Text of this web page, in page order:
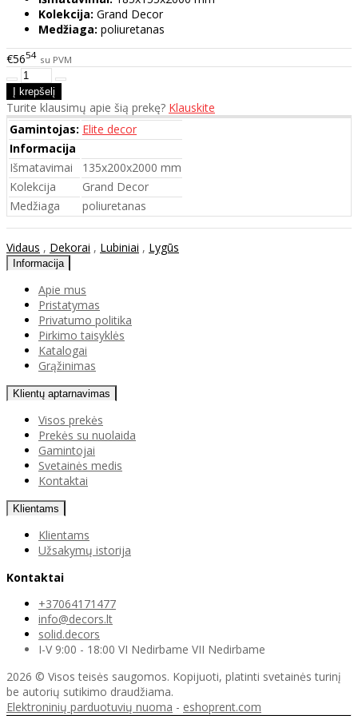
Kolekcija: Grand Decor
Medžiaga: poliuretanas
€5654 su PVM
Turite klausimų apie šią prekę? Klauskite
Gamintojas: Elite decor
Informacija
Išmatavimai
135x200x2000 mm
Kolekcija
Grand Decor
Medžiaga
poliuretanas
Vidaus , Dekorai , Lubiniai , Lygūs
Informacija
Apie mus
Pristatymas
Privatumo politika
Pirkimo taisyklės
Katalogai
Grąžinimas
Klientų aptarnavimas
Visos prekės
Prekės su nuolaida
Gamintojai
Svetainės medis
Kontaktai
Klientams
Klientams
Užsakymų istorija
Kontaktai
+37064171477
info@decors.lt
solid.decors
I-V 9:00 - 18:00 VI Nedirbame VII Nedirbame
2026 © Visos teisės saugomos. Kopijuoti, platinti svetainės turinį
be autorių sutikimo draudžiama.
Elektroninių parduotuvių nuoma - eshoprent.com